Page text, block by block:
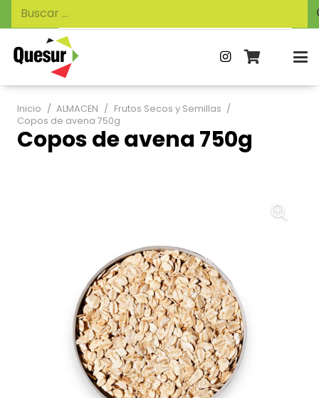
de
productos
Buscar:
Inicio / ALMACEN / Frutos Secos y Semillas /
Copos de avena 750g
Copos de avena 750g